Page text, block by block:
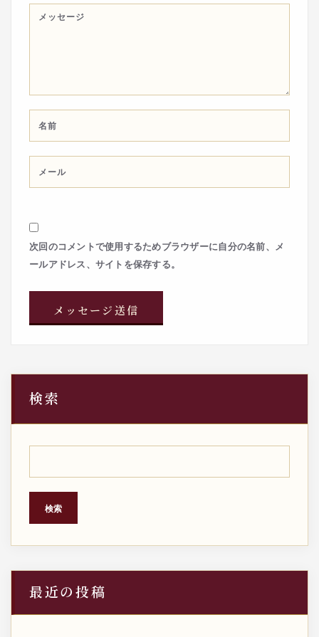
次回のコメントで使用するためブラウザーに自分の名前、メ
ールアドレス、サイトを保存する。
検索
検索
最近の投稿